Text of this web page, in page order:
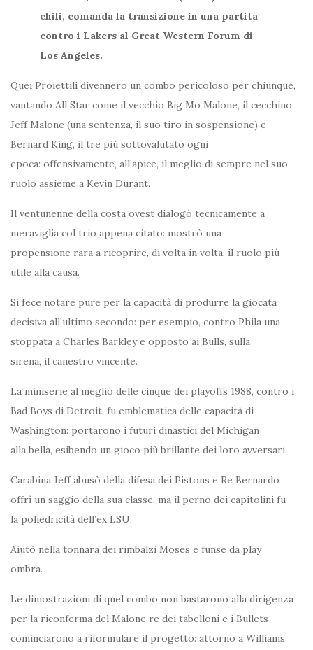
chili, comanda la transizione in una partita
contro i Lakers al Great Western Forum di
Los Angeles.
Quei Proiettili divennero un combo pericoloso per chiunque,
vantando All Star come il vecchio Big Mo Malone, il cecchino
Jeff Malone (una sentenza, il suo tiro in sospensione) e
Bernard King, il tre più sottovalutato ogni
epoca: offensivamente, all’apice, il meglio di sempre nel suo
ruolo assieme a Kevin Durant.
Il ventunenne della costa ovest dialogò tecnicamente a
meraviglia col trio appena citato: mostrò una
propensione rara a ricoprire, di volta in volta, il ruolo più
utile alla causa.
Si fece notare pure per la capacità di produrre la giocata
decisiva all’ultimo secondo: per esempio, contro Phila una
stoppata a Charles Barkley e opposto ai Bulls, sulla
sirena, il canestro vincente.
La miniserie al meglio delle cinque dei playoffs 1988, contro i
Bad Boys di Detroit, fu emblematica delle capacità di
Washington: portarono i futuri dinastici del Michigan
alla bella, esibendo un gioco più brillante dei loro avversari.
Carabina Jeff abusò della difesa dei Pistons e Re Bernardo
offrì un saggio della sua classe, ma il perno dei capitolini fu
la poliedricità dell’ex LSU.
Aiutò nella tonnara dei rimbalzi Moses e funse da play
ombra.
Le dimostrazioni di quel combo non bastarono alla dirigenza
per la riconferma del Malone re dei tabelloni e i Bullets
cominciarono a riformulare il progetto: attorno a Williams,